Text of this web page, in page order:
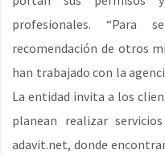
profesionales. “Para
recomendación de otros
han trabajado con la
La entidad invita a los
planean realizar
adavit.net, donde